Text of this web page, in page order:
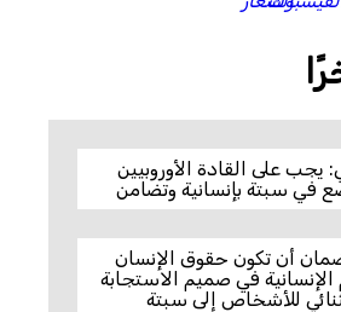
يجب على القادة الأوروبيين
في سبتة بإنسانية وتضامن
أن تكون حقوق الإنسان
الإنسانية في صميم الاستجابة
للأشخاص إلى سبتة